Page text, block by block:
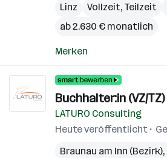
Linz
Vollzeit, Teilzeit
ab 2.630 € monatlich
Merken
Buchhalter:in (VZ/TZ)
LATURO Consulting
Heute veröffentlicht
Braunau am Inn (Bezirk),